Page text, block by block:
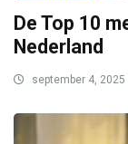
De Top 10
Nederland
september 4, 2025